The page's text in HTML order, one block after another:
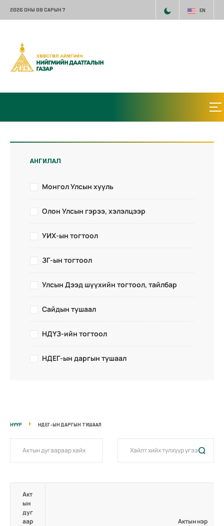
2026 ОНЫ 08 САРЫН 7 EN
АНГИЛАЛ
Монгол Улсын хууль
Олон Улсын гэрээ, хэлэлцээр
УИХ-ын тогтоол
ЗГ-ын тогтоол
Улсын Дээд шүүхийн тогтоол, тайлбар
Сайдын тушаал
НДҮЗ-ийн тогтоол
НДЕГ-ын даргын тушаал
НҮҮР НДЕГ-ЫН ДАРГЫН ТУШААЛ
Акт
ын
дуг
аар
Актын нэр